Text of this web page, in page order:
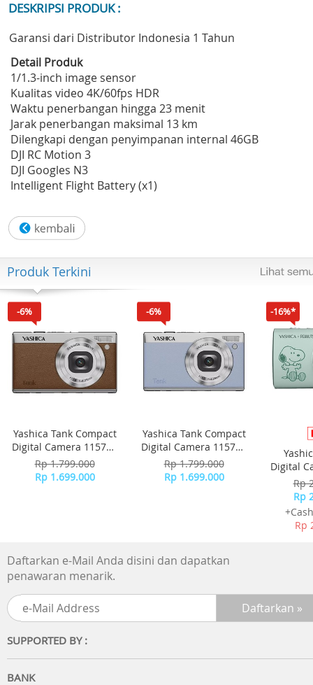
DESKRIPSI PRODUK :
Garansi dari Distributor Indonesia 1 Tahun
Detail Produk
1/1.3-inch image sensor
Kualitas video 4K/60fps HDR
Waktu penerbangan hingga 23 menit
Jarak penerbangan maksimal 13 km
Dilengkapi dengan penyimpanan internal 46GB
DJI RC Motion 3
DJI Googles N3
Intelligent Flight Battery (x1)
Produk Terkini
-6%
Yashica Tank Compact
Digital Camera 115755
- Brown
Rp 1.799.000
Rp 1.699.000
-6%
Yashica Tank Compact
Digital Camera 115756
- Sky Blue
Rp 1.799.000
Rp 1.699.000
-16%*
Digital
Rp
Rp
Rp
Daftarkan e-Mail Anda disini dan dapatkan
penawaran menarik.
SUPPORTED BY :
BANK